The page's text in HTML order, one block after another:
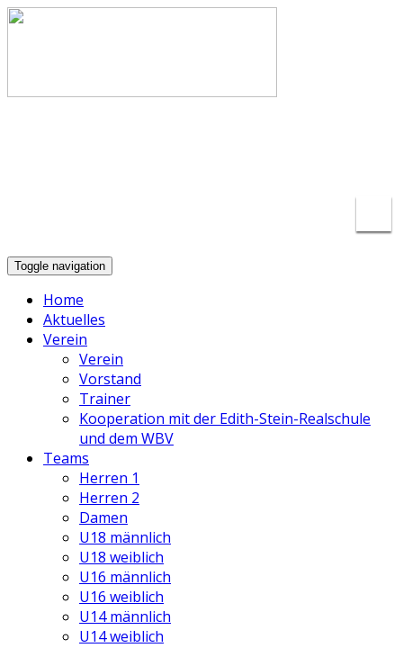
Toggle navigation
Home
Aktuelles
Verein
Verein
Vorstand
Trainer
Kooperation mit der Edith-Stein-Realschule
und dem WBV
Teams
Herren 1
Herren 2
Damen
U18 männlich
U18 weiblich
U16 männlich
U16 weiblich
U14 männlich
U14 weiblich